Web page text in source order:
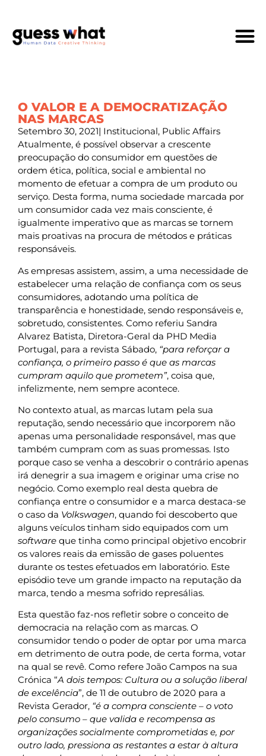
O VALOR E A DEMOCRATIZAÇÃO
NAS MARCAS
Setembro 30, 2021| Institucional, Public Affairs
Atualmente, é possível observar a crescente
preocupação do consumidor em questões de
ordem ética, política, social e ambiental no
momento de efetuar a compra de um produto ou
serviço. Desta forma, numa sociedade marcada por
um consumidor cada vez mais consciente, é
igualmente imperativo que as marcas se tornem
mais proativas na procura de métodos e práticas
responsáveis.
As empresas assistem, assim, a uma necessidade de
estabelecer uma relação de confiança com os seus
consumidores, adotando uma política de
transparência e honestidade, sendo responsáveis e,
sobretudo, consistentes. Como referiu Sandra
Alvarez Batista, Diretora-Geral da PHD Media
Portugal, para a revista Sábado, “para reforçar a
confiança, o primeiro passo é que as marcas
cumpram aquilo que prometem”, coisa que,
infelizmente, nem sempre acontece.
No contexto atual, as marcas lutam pela sua
reputação, sendo necessário que incorporem não
apenas uma personalidade responsável, mas que
também cumpram com as suas promessas. Isto
porque caso se venha a descobrir o contrário apenas
irá denegrir a sua imagem e originar uma crise no
negócio. Como exemplo real desta quebra de
confiança entre o consumidor e a marca destaca-se
o caso da Volkswagen, quando foi descoberto que
alguns veículos tinham sido equipados com um
software que tinha como principal objetivo encobrir
os valores reais da emissão de gases poluentes
durante os testes efetuados em laboratório. Este
episódio teve um grande impacto na reputação da
marca, tendo a mesma sofrido represálias.
Esta questão faz-nos refletir sobre o conceito de
democracia na relação com as marcas. O
consumidor tendo o poder de optar por uma marca
em detrimento de outra pode, de certa forma, votar
na qual se revê. Como refere João Campos na sua
Crónica “A dois tempos: Cultura ou a solução liberal
de excelência”, de 11 de outubro de 2020 para a
Revista Gerador, “é a compra consciente – o voto
pelo consumo – que valida e recompensa as
organizações socialmente comprometidas e, por
outro lado, pressiona as restantes a estar à altura